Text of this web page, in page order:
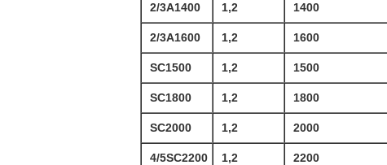
2/3A1400 1,2 1400
2/3A1600 1,2 1600
SC1500 1,2 1500
SC1800 1,2 1800
SC2000 1,2 2000
4/5SC2200 1,2 2200